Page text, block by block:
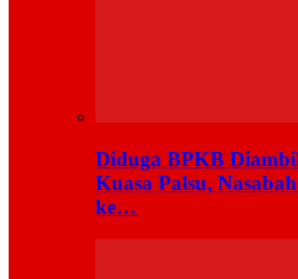
Diduga BPKB
Kuasa Palsu,
ke…